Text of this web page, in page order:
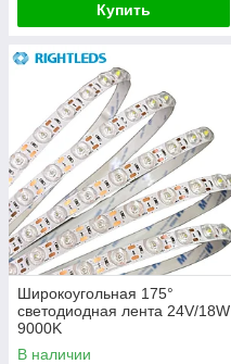
Купить
Широкоугольная 175°
светодиодная лента 24V/18W
9000K
В наличии